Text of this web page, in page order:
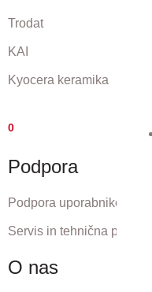
Trodat
KAI
Kyocera keramika
0
Podpora
Podpora uporabnikom
Servis in tehnična podpora
O nas